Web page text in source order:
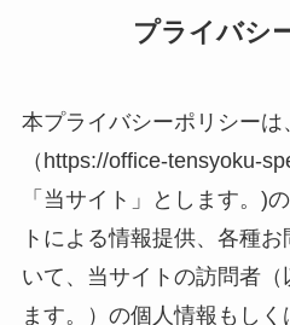
プライバシ
本プライバシーポリシー
（https://office-tensyoku-
「当サイト」とします。)
トによる情報提供、各種
いて、当サイトの訪問者
ます。）の個人情報もし